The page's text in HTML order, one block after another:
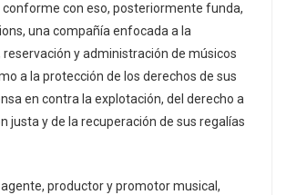
conforme con eso, posteriormente funda,
una compañía enfocada a la
y administración de músicos
a la protección de los derechos de sus
en contra la explotación, del derecho a
justa y de la recuperación de sus regalías
productor y promotor musical,